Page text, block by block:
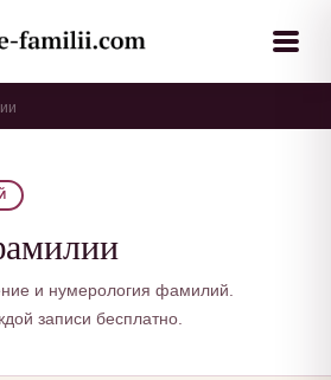
и нумерология фамилий.
записи бесплатно.